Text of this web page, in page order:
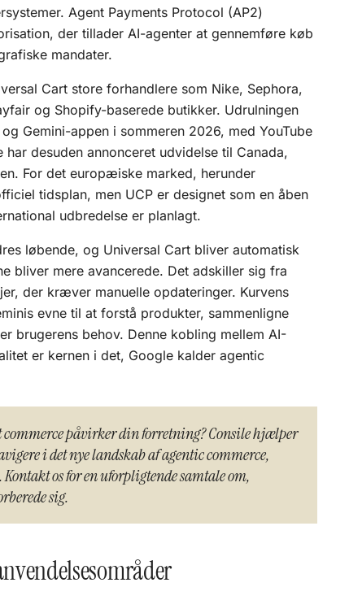
Agent Payments Protocol (AP2)
der tillader AI-agenter at gennemføre køb
mandater.
Cart store forhandlere som Nike, Sephora,
og Shopify-baserede butikker. Udrulningen
Gemini-appen i sommeren 2026, med YouTube
desuden annonceret udvidelse til Canada,
For det europæiske marked, herunder
tidsplan, men UCP er designet som en åben
udbredelse er planlagt.
løbende, og Universal Cart bliver automatisk
bliver mere avancerede. Det adskiller sig fra
der kræver manuelle opdateringer. Kurvens
evne til at forstå produkter, sammenligne
brugerens behov. Denne kobling mellem AI-
er kernen i det, Google kalder agentic
commerce påvirker din forretning? Consile hjælper
i det nye landskab af agentic commerce,
os for en uforpligtende samtale om,
sig.